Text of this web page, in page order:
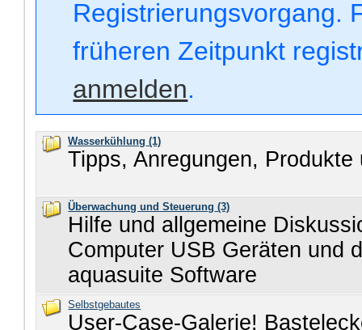
Registrierungsvorgang.
früheren Zeitpunkt
anmelden.
Wasserkühlung (1)
Tipps, Anregungen, Produkte
Überwachung und Steuerung (3)
Hilfe und allgemeine
Computer USB Geräten und
aquasuite Software
Selbstgebautes
User-Case-Galerie!